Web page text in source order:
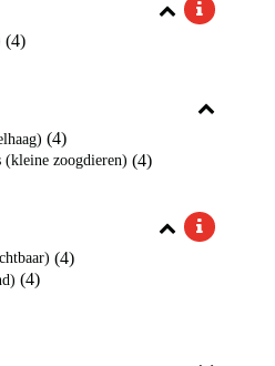
(4)
(4)
(kleine zoogdieren) (4)
(4)
(4)